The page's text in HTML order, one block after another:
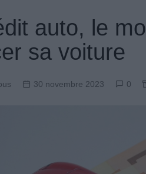
auto, le
sa voiture
30 novembre 2023 0